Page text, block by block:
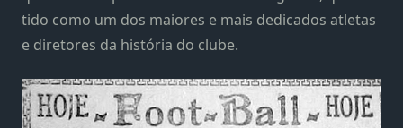
tido como um dos maiores e mais dedicados atletas
e diretores da história do clube.